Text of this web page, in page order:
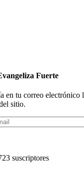
Fuerte
en tu correo electrónico
sitio.
suscriptores